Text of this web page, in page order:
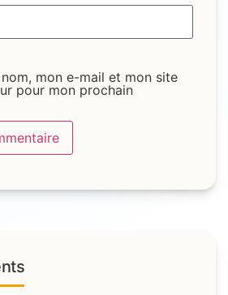
mon e-mail et mon site
pour mon prochain